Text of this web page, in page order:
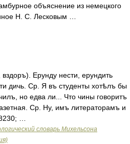
объяснение из немецкого
Н. С. Лесковым …
Ерунду нести, ерундить
дичь. Ср. Я въ студенты хотѣлъ бы
но едва ли... Что чины говоритъ
Ср. Ну, имъ литераторамъ и
…
словарь Михельсона